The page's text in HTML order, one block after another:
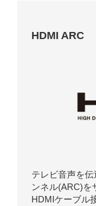
HDMI ARC
テレビ音声を
ンネル(ARC)を
HDMIケーブル